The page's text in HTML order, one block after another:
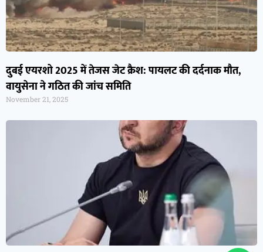
दुबई एयरशो 2025 में तेजस जेट क्रैश: पायलट की दर्दनाक मौत,
वायुसेना ने गठित की जांच समिति
November 21, 2025